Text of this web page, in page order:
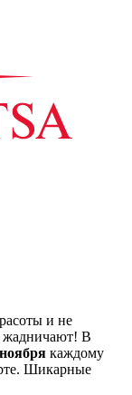
и не
жадничают! В
каждому
Шикарные